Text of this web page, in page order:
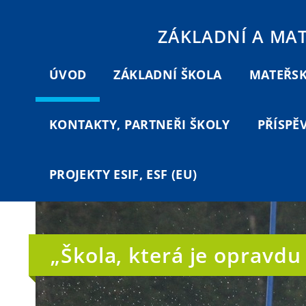
ZÁKLADNÍ A
ÚVOD ZÁKLADNÍ ŠKOLA
KONTAKTY, PARTNEŘI ŠKOLY
PROJEKTY ESIF, ESF (EU)
„Škola, která je